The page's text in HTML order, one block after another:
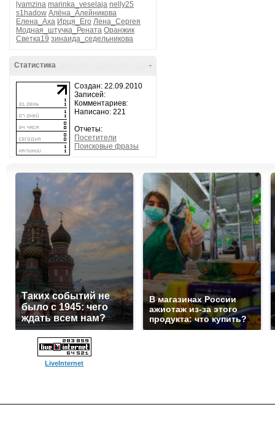
lyamzina marinka_veselaja nelly25
s1hadow Алёна_Алейникова
Елена_Аха Ирця_Его Лена_Сергея
Модная_штучка_Рената Оранжик
Светка19 зинаида_седельникова
-
Статистика
Создан: 22.09.2010
Записей:
Комментариев:
Написано: 221
Отчеты:
Посетители
Поисковые фразы
Таких событий не
было с 1945: чего
ждать всем нам?
В магазинах России
ажиотаж из-за этого
продукта: что купить?
LiveInternet